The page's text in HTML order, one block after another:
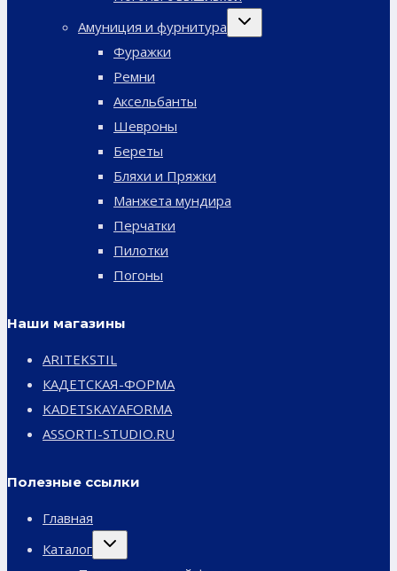
Амуниция и фурнитура
Переключить
дочернее
Фуражки
Ремни
Аксельбанты
Шевроны
Береты
Бляхи и Пряжки
Манжета мундира
Перчатки
Пилотки
Погоны
Наши магазины
ARITEKSTIL
КАДЕТСКАЯ-ФОРМА
KADETSKAYAFORMA
ASSORTI-STUDIO.RU
Полезные ссылки
Главная
Каталог
Переключить
дочернее